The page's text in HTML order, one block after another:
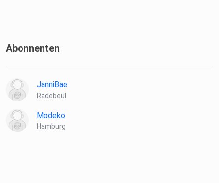
Abonnenten
JanniBae
Radebeul
Modeko
Hamburg